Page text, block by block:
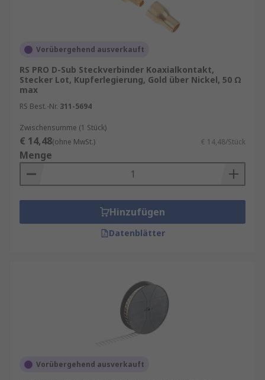
Vorübergehend ausverkauft
RS PRO D-Sub Steckverbinder Koaxialkontakt,
Stecker Lot, Kupferlegierung, Gold über Nickel, 50 Ω
max
RS Best.-Nr. 311-5694
Zwischensumme (1 Stück)
€ 14,48(ohne MwSt.) € 14,48/Stück
Menge
Hinzufügen
Datenblätter
Vorübergehend ausverkauft